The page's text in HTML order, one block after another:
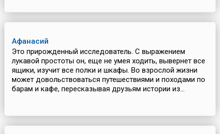
Афанасий
Это прирожденный исследователь. С выражением
лукавой простоты он, еще не умея ходить, вывернет все
ящики, изучит все полки и шкафы. Во взрослой жизни
может довольствоваться путешествиями и походами по
барам и кафе, пересказывая друзьям истории из...